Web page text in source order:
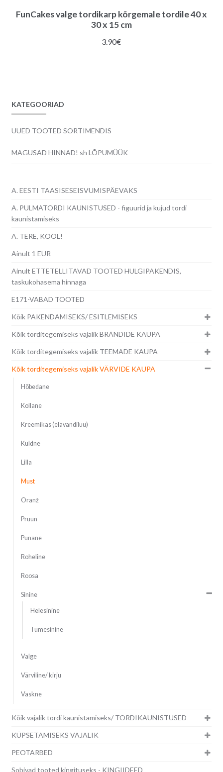
FunCakes valge tordikarp kõrgemale tordile 40 x
30 x 15 cm
3.90€
KATEGOORIAD
UUED TOOTED SORTIMENDIS
MAGUSAD HINNAD! sh LÕPUMÜÜK
A. EESTI TAASISESEISVUMISPÄEVAKS
A. PULMATORDI KAUNISTUSED - figuurid ja kujud tordi
kaunistamiseks
A. TERE, KOOL!
Ainult 1 EUR
Ainult ETTETELLITAVAD TOOTED HULGIPAKENDIS,
taskukohasema hinnaga
E171-VABAD TOOTED
Kõik PAKENDAMISEKS/ ESITLEMISEKS
Kõik torditegemiseks vajalik BRÄNDIDE KAUPA
Kõik torditegemiseks vajalik TEEMADE KAUPA
Kõik torditegemiseks vajalik VÄRVIDE KAUPA
Hõbedane
Kollane
Kreemikas (elavandiluu)
Kuldne
Lilla
Must
Oranž
Pruun
Punane
Roheline
Roosa
Sinine
Helesinine
Tumesinine
Valge
Värviline/ kirju
Vaskne
Kõik vajalik tordi kaunistamiseks/ TORDIKAUNISTUSED
KÜPSETAMISEKS VAJALIK
PEOTARBED
Sobivad tooted kingituseks - KINGIIDEED